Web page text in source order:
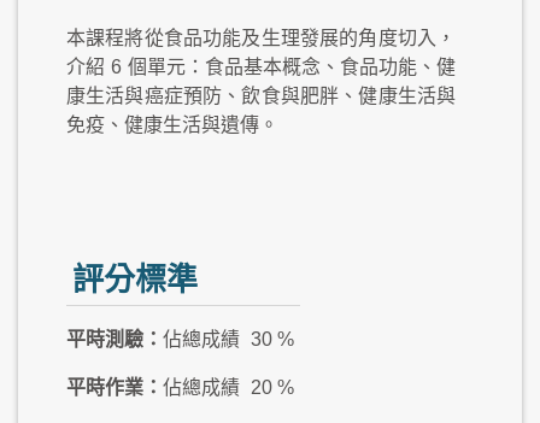
本課程將從食品功能及生理發展的角度切入，
介紹 6 個單元：食品基本概念、食品功能、健
康生活與癌症預防、飲食與肥胖、健康生活與
免疫、健康生活與遺傳。
評分標準
平時測驗： 佔總成績 30 %
平時作業： 佔總成績 20 %